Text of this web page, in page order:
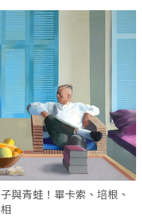
與青蛙！畢卡索、培根、